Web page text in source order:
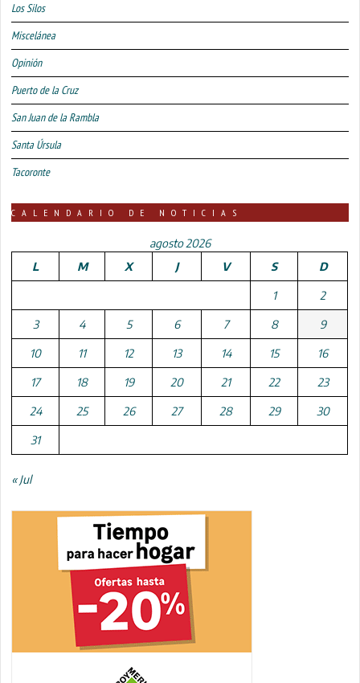
Los Silos
Miscelánea
Opinión
Puerto de la Cruz
San Juan de la Rambla
Santa Úrsula
Tacoronte
CALENDARIO DE NOTICIAS
agosto 2026
L
M X J V S D
1 2
3 4 5 6 7 8 9
10 11 12 13 14 15 16
17 18 19 20 21 22 23
24 25 26 27 28 29 30
31
« Jul